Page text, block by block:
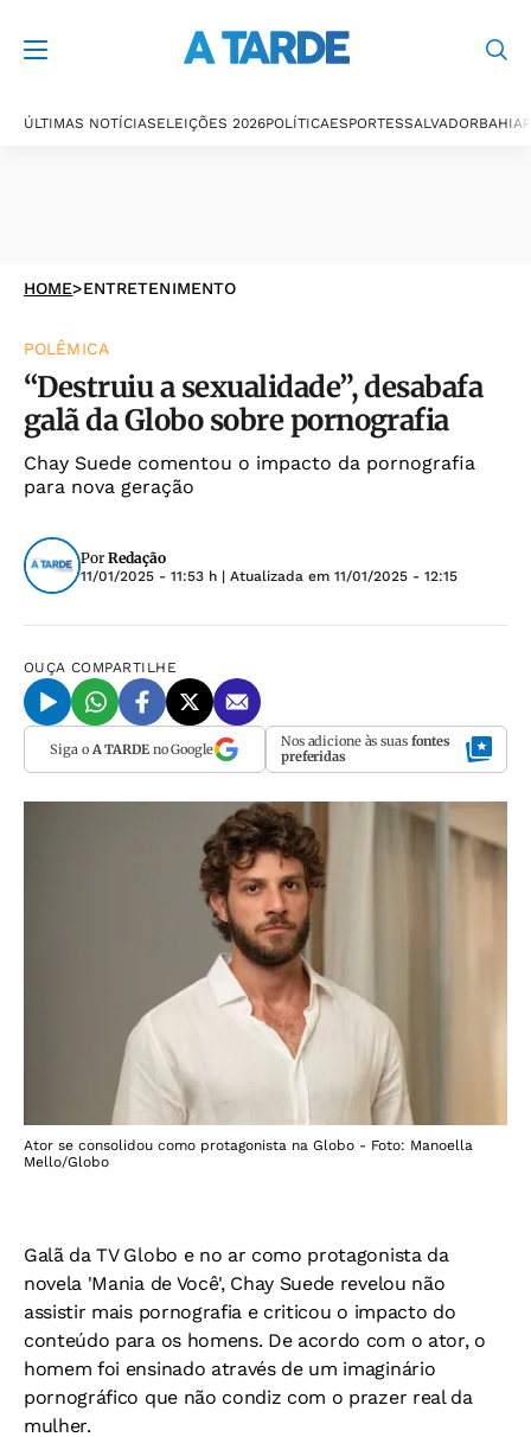
ÚLTIMAS NOTÍCIASELEIÇÕES 2026POLÍTICAESPORTESSALVADORBAHIA
HOME>ENTRETENIMENTO
POLÊMICA
“Destruiu a sexualidade”, desabafa
galã da Globo sobre pornografia
Chay Suede comentou o impacto da pornografia
para nova geração
Por Redação
11/01/2025 - 11:53 h | Atualizada em 11/01/2025 - 12:15
OUÇA COMPARTILHE
Siga o A TARDEno Google Nos adicione às suas fontes
preferidas
Ator se consolidou como protagonista na Globo - Foto: Manoella
Mello/Globo
Galã da TV Globo e no ar como protagonista da
novela 'Mania de Você', Chay Suede revelou não
assistir mais pornografia e criticou o impacto do
conteúdo para os homens. De acordo com o ator, o
homem foi ensinado através de um imaginário
pornográfico que não condiz com o prazer real da
mulher.